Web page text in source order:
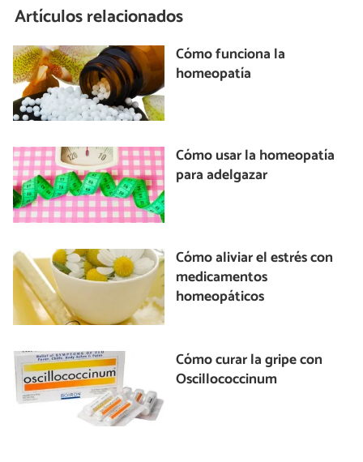
Artículos relacionados
Cómo funciona la
homeopatía
Cómo usar la homeopatía
para adelgazar
Cómo aliviar el estrés con
medicamentos
homeopáticos
Cómo curar la gripe con
Oscillococcinum